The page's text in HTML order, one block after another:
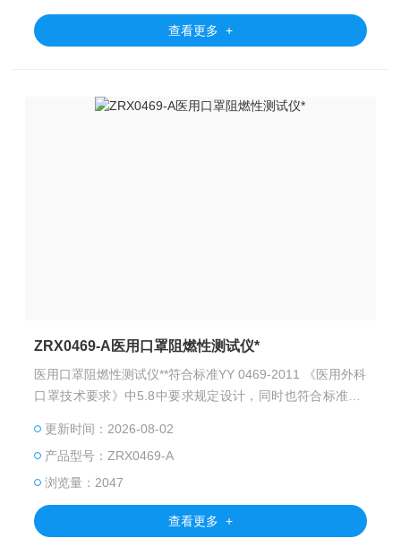
查看更多 +
ZRX0469-A医用口罩阻燃性测试仪*
医用口罩阻燃性测试仪**符合标准YY 0469-2011 《医用外科
口罩技术要求》中5.8中要求规定设计，同时也符合标准GB
更新时间：2026-08-02
产品型号：ZRX0469-A
浏览量：2047
查看更多 +